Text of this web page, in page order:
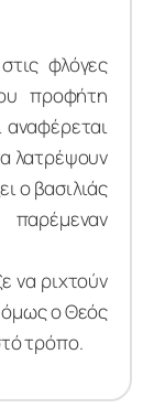
φλόγες
προφήτη
αναφέρεται
λατρέψουν
ο βασιλιάς
να ριχτούν
όμως ο Θεός
τρόπο.